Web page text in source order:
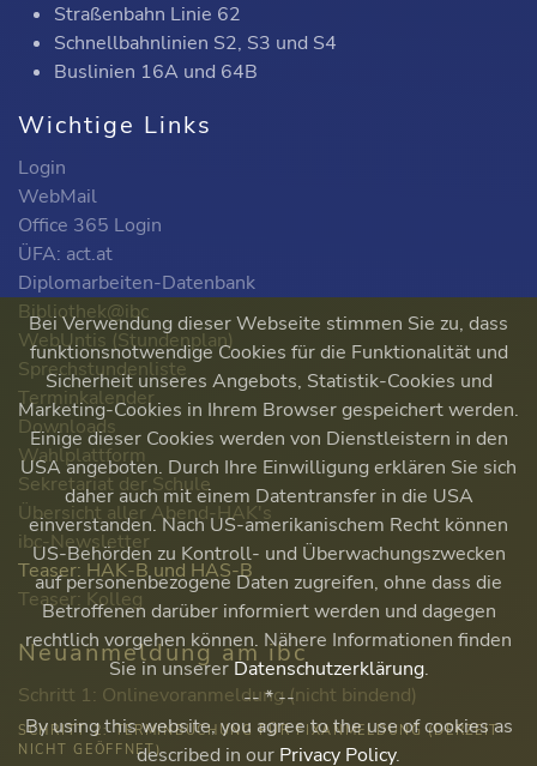
Straßenbahn Linie 62
Schnellbahnlinien S2, S3 und S4
Buslinien 16A und 64B
Wichtige Links
Login
WebMail
Office 365 Login
ÜFA: act.at
Diplomarbeiten-Datenbank
Bibliothek@ibc
WebUntis (Stundenplan)
Sprechstundenliste
Terminkalender
Downloads
Wahlplattform
Sekretariat der Schule
Übersicht aller Abend-HAK's
ibc-Newsletter
Teaser: HAK-B und HAS-B
Teaser: Kolleg
Neuanmeldung am ibc
Schritt 1: Onlinevoranmeldung (nicht bindend)
SCHRITT 2: TERMINBUCHUNG FÜR FIXANMELDUNG (DERZEIT
NICHT GEÖFFNET)
Bei Verwendung dieser Webseite stimmen Sie zu, dass
funktionsnotwendige Cookies für die Funktionalität und
Sicherheit unseres Angebots, Statistik-Cookies und
Marketing-Cookies in Ihrem Browser gespeichert werden.
Einige dieser Cookies werden von Dienstleistern in den
USA angeboten. Durch Ihre Einwilligung erklären Sie sich
daher auch mit einem Datentransfer in die USA
einverstanden. Nach US-amerikanischem Recht können
US-Behörden zu Kontroll- und Überwachungszwecken
auf personenbezogene Daten zugreifen, ohne dass die
Betroffenen darüber informiert werden und dagegen
rechtlich vorgehen können. Nähere Informationen finden
Sie in unsererDatenschutzerklärung.
-- * --
By using this website, you agree to the use of cookies as
described in our Privacy Policy.